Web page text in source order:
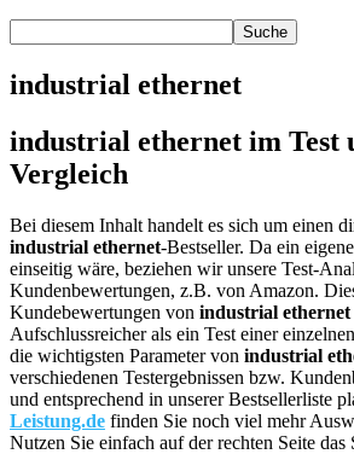
industrial ethernet
industrial ethernet im Test
Vergleich
Bei diesem Inhalt handelt es sich um einen
industrial ethernet-Bestseller. Da ein
einseitig wäre, beziehen wir unsere Test-
Kundenbewertungen, z.B. von Amazon.
Kundebewertungen von industrial ethernet
Aufschlussreicher als ein Test einer
die wichtigsten Parameter von industrial
verschiedenen Testergebnissen bzw.
und entsprechend in unserer Bestsellerliste
Leistung.de finden Sie noch viel mehr
Nutzen Sie einfach auf der rechten Seite das